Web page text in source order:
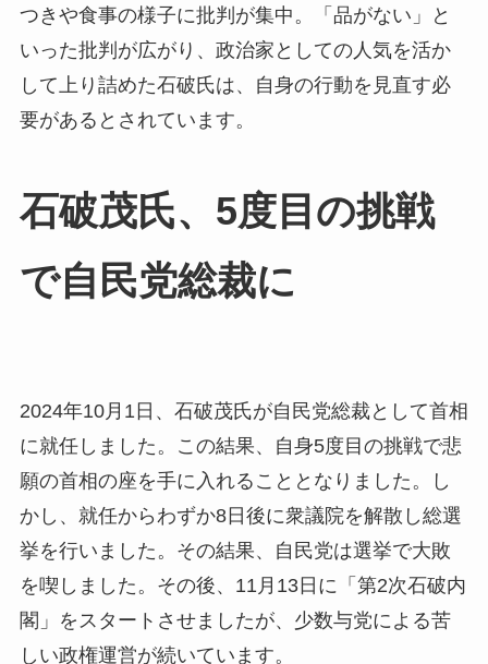
つきや食事の様子に批判が集中。「品がない」と
いった批判が広がり、政治家としての人気を活か
して上り詰めた石破氏は、自身の行動を見直す必
要があるとされています。
石破茂氏、5度目の挑戦
で自民党総裁に
2024年10月1日、石破茂氏が自民党総裁として首相
に就任しました。この結果、自身5度目の挑戦で悲
願の首相の座を手に入れることとなりました。し
かし、就任からわずか8日後に衆議院を解散し総選
挙を行いました。その結果、自民党は選挙で大敗
を喫しました。その後、11月13日に「第2次石破内
閣」をスタートさせましたが、少数与党による苦
しい政権運営が続いています。